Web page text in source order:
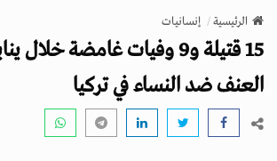
v
g
a
الرئيسية إنسانيات
15 قتيلة و9 وفيات غامضة
العنف ضد النساء في تركيا